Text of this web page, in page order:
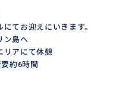
製アイスクリームのお
を“最後まで美味しく”締
景」だけでなく、「そ
このプランの楽しさで
にてお迎えにいきます。
ン島へ
リアにて休憩
約6時間